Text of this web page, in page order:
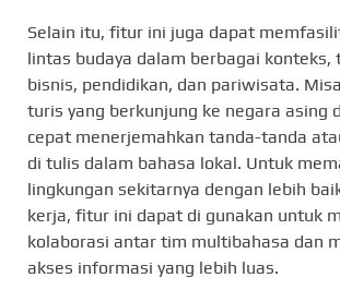
Selain itu, fitur ini juga dapat
lintas budaya dalam berbagai konteks,
bisnis, pendidikan, dan pariwisata.
turis yang berkunjung ke negara asing
cepat menerjemahkan tanda-tanda
di tulis dalam bahasa lokal. Untuk
lingkungan sekitarnya dengan lebih
kerja, fitur ini dapat di gunakan untuk
kolaborasi antar tim multibahasa dan
akses informasi yang lebih luas.